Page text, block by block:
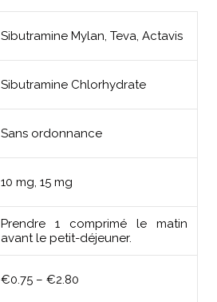
Sibutramine Mylan, Teva, Actavis
Sibutramine Chlorhydrate
Sans ordonnance
10 mg, 15 mg
Prendre 1 comprimé le matin
avant le petit-déjeuner.
€0.75 – €2.80